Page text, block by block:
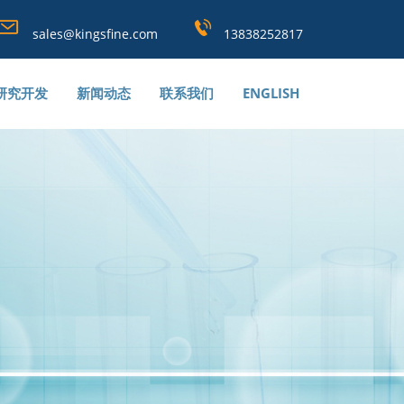
sales@kingsfine.com 13838252817
究开发 新闻动态 联系我们 ENGLISH